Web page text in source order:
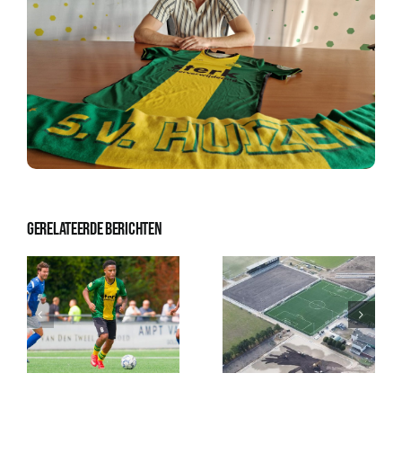
ClubTV
Activiteiten
Gerelateerde berichten